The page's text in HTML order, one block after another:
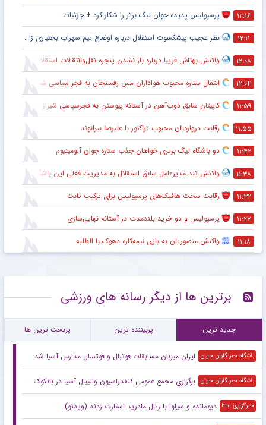
۱۲:۱۶ پرسپولیس پدیده جوان لیگ برتر را شکار کرد + جزئیات
۱۲:۱۱ نظر عجیب پیشکسوت استقلال درباره اوضاع تیم سهراب بختیاری زاده + جزئیات
۱۲:۰۸ واکنش بهتاش فریبا درباره باز نشدن پنجره نقل‌وانتقالات استقلال
۱۲:۰۴ انتقال ستاره محبوب هواداران مس رفسنجان به فجر سپاسی شیراز
۱۱:۵۹ کاپیتان سابق ذوب‌آهن در آستانه پیوستن به فجرسپاسی شیراز
۱۱:۵۵ رقابت دروازه‌بان محبوب تراکتور با علیرضا بیرانوند
۱۱:۴۲ دو باشگاه لیگ برتری خواهان جذب ستاره جوان آلومینیوم
۱۱:۳۸ واکنش تند مدیرعامل سابق استقلال به مدیریت فعلی این باشگاه
۱۱:۳۲ رقابت سخت هافبک‌های پرسپولیس برای ترکیب ثابت
۱۱:۲۷ پرسپولیس و دو خرید بلندمدت در آستانه نهایی‌سازی
۱۱:۱۸ واکنش منصوریان به بازی نیمه‌کاره دهوک با الطلبه
برترین ها از دیگر رسانه های ورزشی
جدید ترین پربیننده ترین پربحث ترین ها
باشگاه خبرنگاران جوان ایران میزبان مسابقات فوتبال و فوتسال مدارس آسیا شد
باشگاه خبرنگاران جوان برگزاری مجمع عمومی کنفدراسیون والیبال آسیا در بانکوک
خبرگزاری ایلنا دیومانده و سیلوا با رئال مادرید استارت زدند (ویدئو)